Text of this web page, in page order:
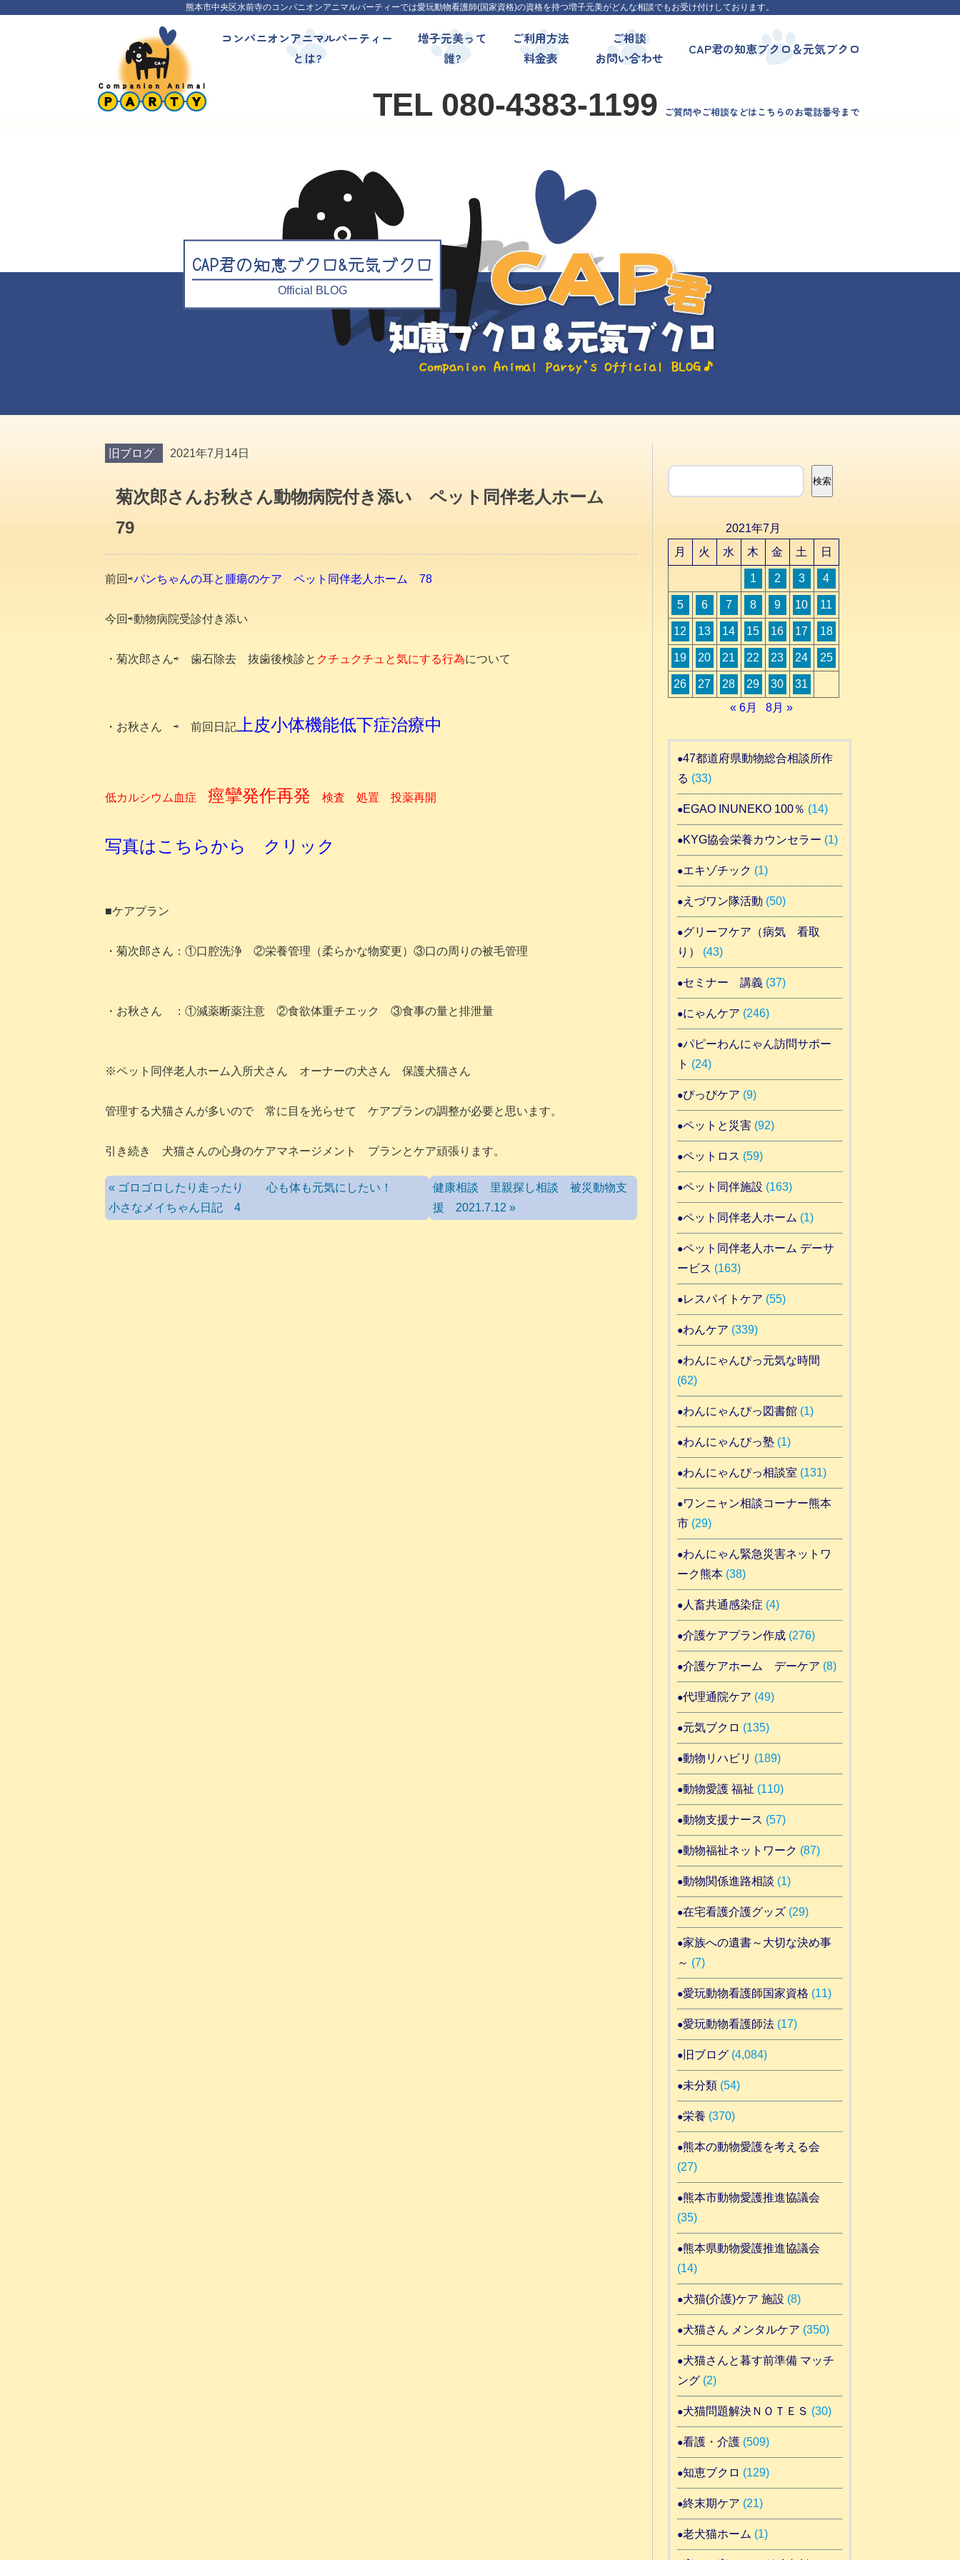
熊本市中央区水前寺のコンパニオンアニマルパーティーでは愛玩動物看護師(国家資格)の資格を持つ増子元美がどんな相談でもお受け付けしております。
コンパニオンアニマルパーティー
とは?
増子元美って
誰?
ご利用方法
料金表
ご相談
お問い合わせ
CAP君の知恵ブクロ＆元気ブクロ
TEL 080-4383-1199 ご質問やご相談などはこちらのお電話番号まで
CAP君の知恵ブクロ&元気ブクロ
Official BLOG
旧ブログ 2021年7月14日
菊次郎さんお秋さん動物病院付き添い ペット同伴老人ホーム
79
前回⇨パンちゃんの耳と腫瘍のケア ペット同伴老人ホーム 78
今回⇨動物病院受診付き添い
・菊次郎さん⇨ 歯石除去 抜歯後検診と クチュクチュと気にする行為について
・お秋さん ⇨ 前回日記 上皮小体機能低下症治療中
低カルシウム血症 痙攣発作再発 検査 処置 投薬再開
写真はこちらから クリック
■ケアプラン
・菊次郎さん：①口腔洗浄 ②栄養管理（柔らかな物変更）③口の周りの被毛管理
・お秋さん ：①減薬断薬注意 ②食欲体重チエック ③食事の量と排泄量
※ペット同伴老人ホーム入所犬さん オーナーの犬さん 保護犬猫さん
管理する犬猫さんが多いので 常に目を光らせて ケアプランの調整が必要と思います。
引き続き 犬猫さんの心身のケアマネージメント プランとケア頑張ります。
« ゴロゴロしたり走ったり 心も体も元気にしたい！
小さなメイちゃん日記 4
健康相談 里親探し相談 被災動物支
援 2021.7.12 »
検索
検索
2021年7月
月
火 水 木 金 土 日
1 2 3 4
5 6 7 8 9 10 11
12 13 14 15 16 17 18
19 20 21 22 23 24 25
26 27 28 29 30
31
« 6月
8月 »
47都道府県動物総合相談所作
る (33)
EGAO INUNEKO 100％ (14)
KYG協会栄養カウンセラー (1)
エキゾチック (1)
えづワン隊活動 (50)
グリーフケア（病気 看取
り）
(43)
セミナー 講義(37)
にゃんケア (246)
パピーわんにゃん訪問サポー
ト (24)
ぴっぴケア (9)
ペットと災害(92)
ペットロス (59)
ペット同伴施設 (163)
ペット同伴老人ホーム (1)
ペット同伴老人ホーム デーサ
ービス (163)
レスパイトケア (55)
わんケア (339)
わんにゃんぴっ元気な時間
(62)
わんにゃんぴっ図書館(1)
わんにゃんぴっ塾(1)
わんにゃんぴっ相談室 (131)
ワンニャン相談コーナー熊本
市(29)
わんにゃん緊急災害ネットワ
ーク熊本(38)
人畜共通感染症 (4)
介護ケアプラン作成(276)
介護ケアホーム デーケア (8)
代理通院ケア (49)
元気ブクロ (135)
動物リハビリ (189)
動物愛護 福祉 (110)
動物支援ナース (57)
動物福祉ネットワーク (87)
動物関係進路相談 (1)
在宅看護介護グッズ(29)
家族への遺書～大切な決め事
～ (7)
愛玩動物看護師国家資格 (11)
愛玩動物看護師法(17)
旧ブログ(4,084)
未分類(54)
栄養 (370)
熊本の動物愛護を考える会
(27)
熊本市動物愛護推進協議会
(35)
熊本県動物愛護推進協議会
(14)
犬猫(介護)ケア 施設 (8)
犬猫さん メンタルケア (350)
犬猫さんと暮す前準備 マッチ
ング(2)
犬猫問題解決ＮＯＴＥＳ (30)
看護・介護(509)
知恵ブクロ (129)
終末期ケア (21)
老犬猫ホーム (1)